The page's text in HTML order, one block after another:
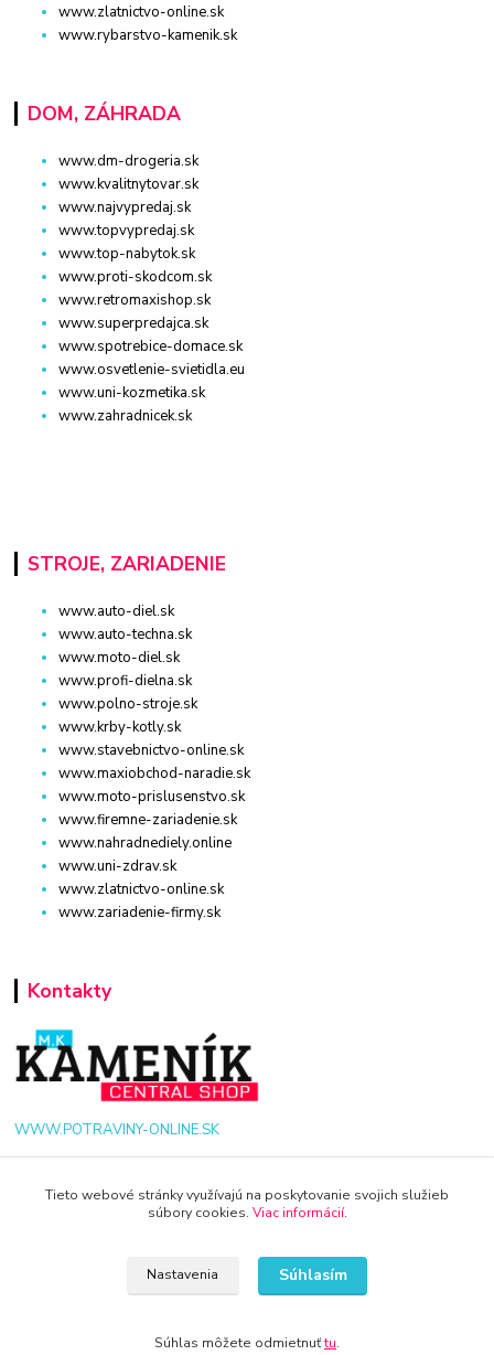
www.zlatnictvo-online.sk
www.rybarstvo-kamenik.sk
DOM, ZÁHRADA
www.dm-drogeria.sk
www.kvalitnytovar.sk
www.najvypredaj.sk
www.topvypredaj.sk
www.top-nabytok.sk
www.proti-skodcom.sk
www.retromaxishop.sk
www.superpredajca.sk
www.spotrebice-domace.sk
www.osvetlenie-svietidla.eu
www.uni-kozmetika.sk
www.zahradnicek.sk
STROJE, ZARIADENIE
www.auto-diel.sk
www.auto-techna.sk
www.moto-diel.sk
www.profi-dielna.sk
www.polno-stroje.sk
www.krby-kotly.sk
www.stavebnictvo-online.sk
www.maxiobchod-naradie.sk
www.moto-prislusenstvo.sk
www.firemne-zariadenie.sk
www.nahradnediely.online
www.uni-zdrav.sk
www.zlatnictvo-online.sk
www.zariadenie-firmy.sk
Kontakty
WWW.POTRAVINY-ONLINE.SK
+421 940 949 000
Tieto webové stránky využívajú na poskytovanie svojich služieb
súbory cookies. Viac informácií.
Nastavenia Súhlasím
Súhlas môžete odmietnuťtu.